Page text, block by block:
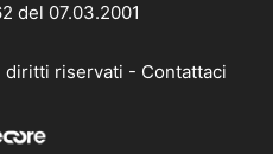
del 07.03.2001
diritti riservati - Contattaci